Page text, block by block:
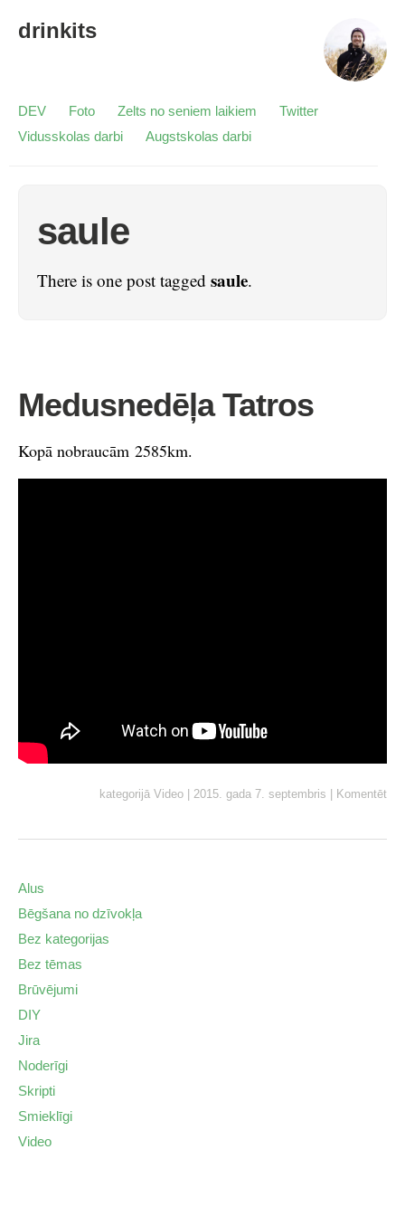
drinkits
DEV Foto Zelts no seniem laikiem
Twitter
Vidusskolas darbi
Augstskolas darbi
saule
There is one post tagged saule.
Medusnedēļa Tatros
Kopā nobraucām 2585km.
kategorijā Video 2015. gada 7. septembris Komentēt
Alus
Bēgšana no dzīvokļa
Bez kategorijas
Bez tēmas
Brūvējumi
DIY
Jira
Noderīgi
Skripti
Smieklīgi
Video